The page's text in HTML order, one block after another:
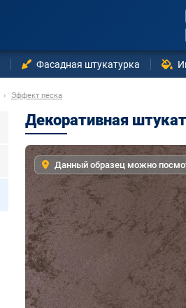
Фасадная штукатурка
› Эффект песка
Декоративная
Данный образец можно